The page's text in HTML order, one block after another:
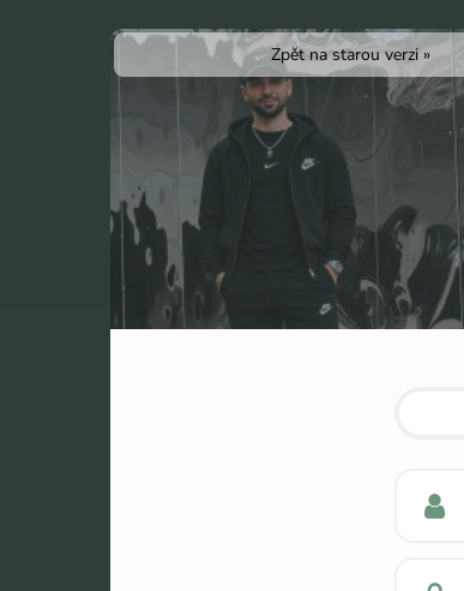
Zpět na starou verzi »